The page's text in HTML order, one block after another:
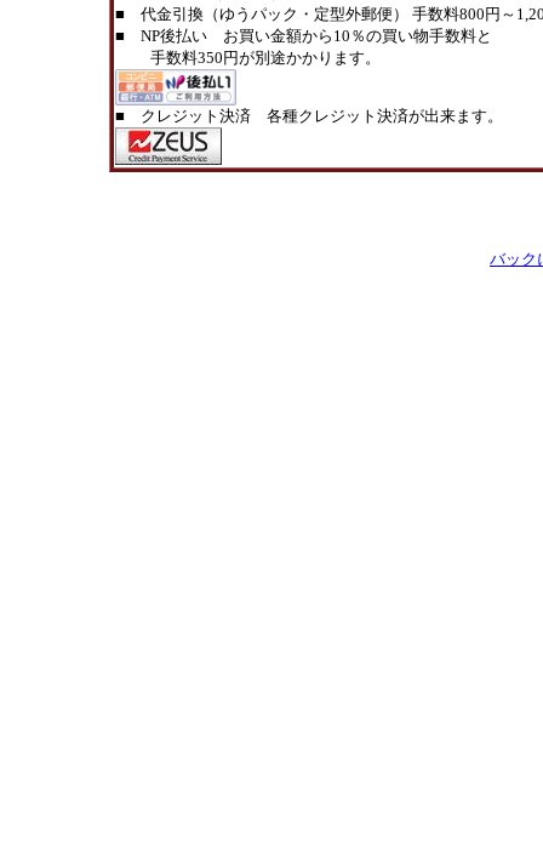
■ 代金引換（ゆうパック・定型外郵便） 手数料800円～
■ NP後払い お買い金額から10％の買い物手数料と
手数料350円が別途かかります。
■ クレジット決済 各種クレジット決済が出来ます。
バック